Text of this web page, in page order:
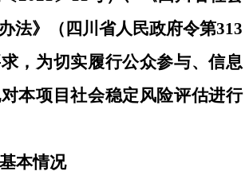
法》（四川省人民政府令第313
，为切实履行公众参与、信息
本项目社会稳定风险评估进行
本情况